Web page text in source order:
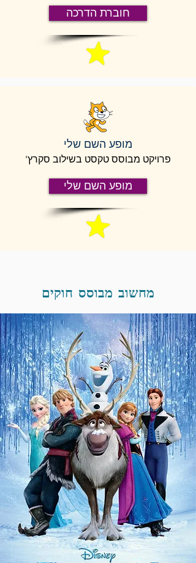
חוברת הדרכה
מופע השם שלי
פרויקט מבוסס טקסט בשילוב סקרץ'
מופע השם שלי
מחשוב מבוסס חוקים